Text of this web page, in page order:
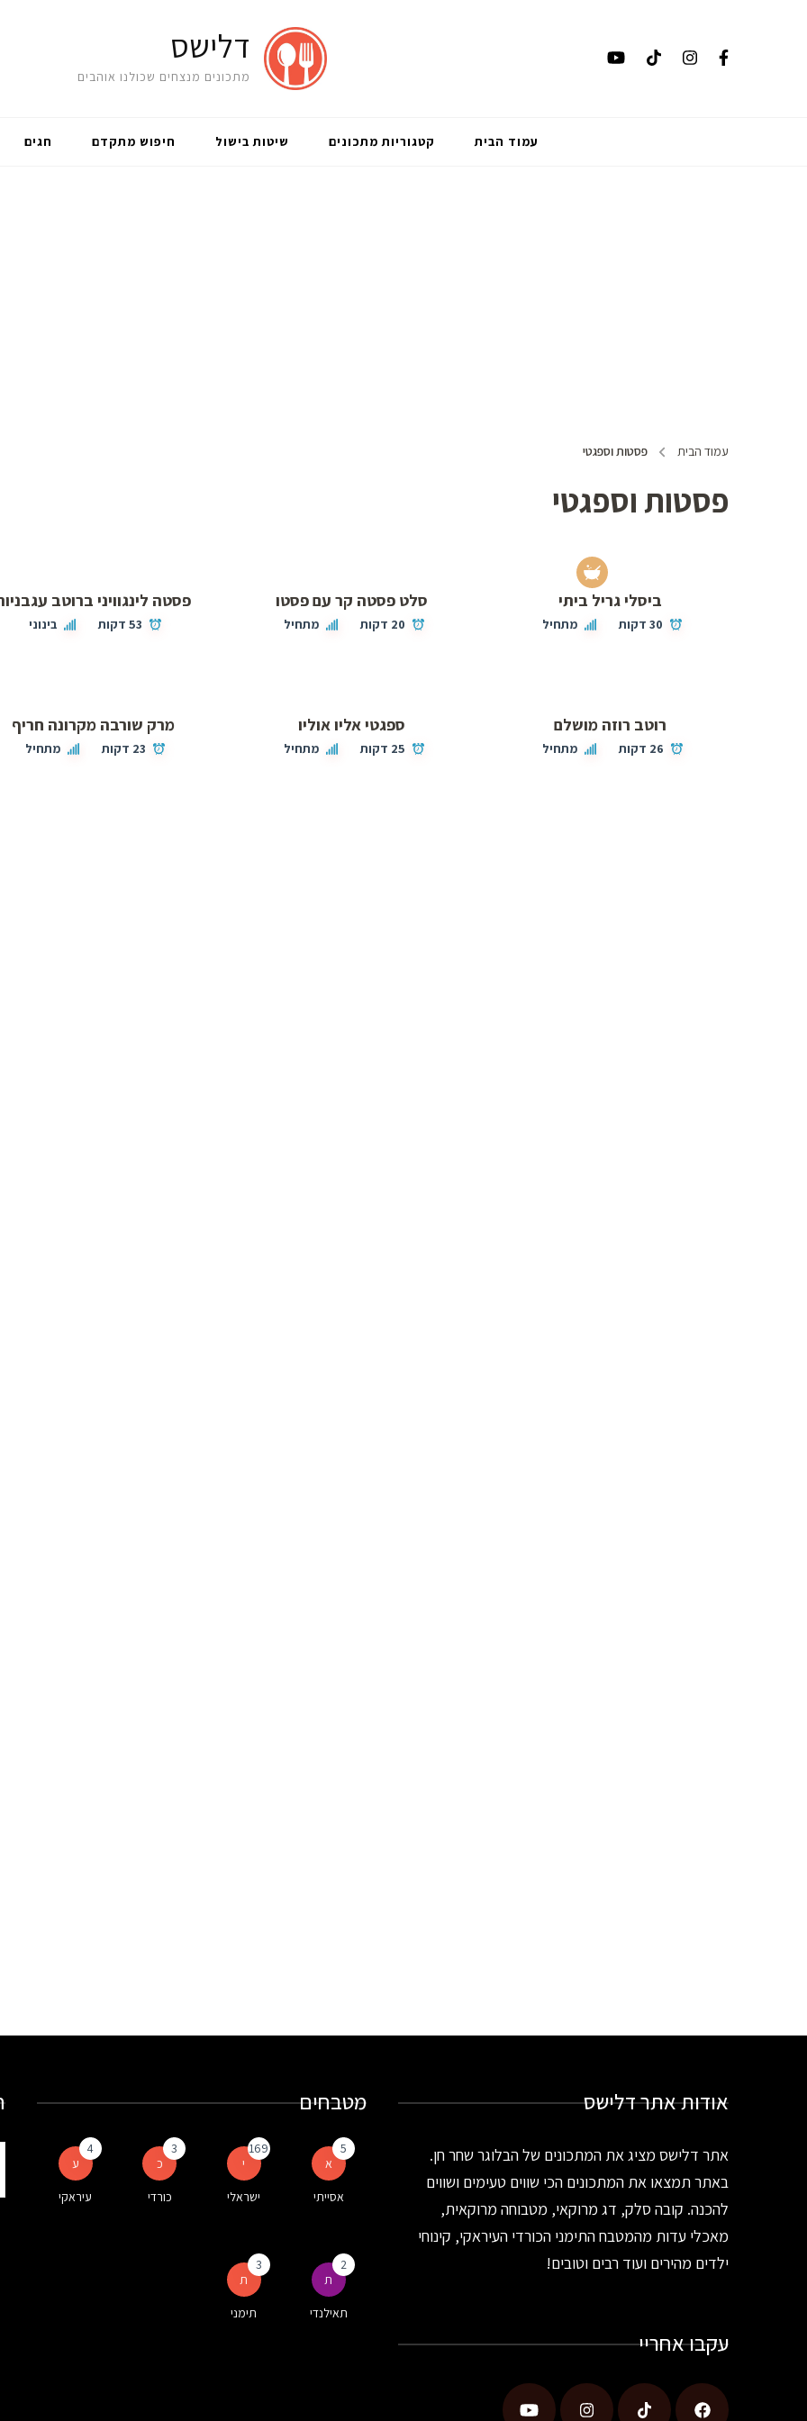
דלישס
מתכונים מנצחים שכולנו אוהבים
עמוד הבית קטגוריות מתכונים שיטות בישול חיפוש מתקדם חגים
עמוד הבית פסטות וספגטי
פסטות וספגטי
ביסלי גריל ביתי
30 דקות מתחיל
סלט פסטה קר עם פסטו
20 דקות מתחיל
פסטה לינגוויני ברוטב
53 דקות בינוני
רוטב רוזה מושלם
26 דקות מתחיל
ספגטי אליו אוליו
25 דקות מתחיל
מרק שורבה מקרונה חריף
23 דקות מתחיל
אודות אתר דלישס
אתר דלישס מציג את המתכונים של הבלוגר שחר חן.
באתר תמצאו את המתכונים הכי שווים טעימים ושווים
להכנה. קובה סלק, דג מרוקאי, מטבוחה מרוקאית,
מאכלי עדות מהמטבח התימני הכורדי העיראקי, קינוחי
ילדים מהירים ועוד רבים וטובים!
עקבו אחריי
מטבחים
א
5
אסייתי
י
169
ישראלי
כ
3
כורדי
ע
4
עיראקי
ת
2
תאילנדי
ת
3
תימני